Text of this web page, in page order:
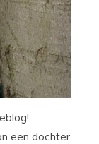
een dochter